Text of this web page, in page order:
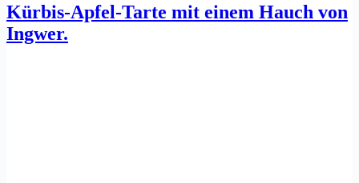
Kürbis-Apfel-Tarte mit einem Hauch von
Ingwer.